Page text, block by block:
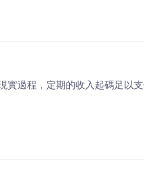
過程，定期的收入起碼足以